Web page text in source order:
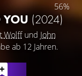
56%
YOU (2024)
Wolffund John
ab 12 Jahren.